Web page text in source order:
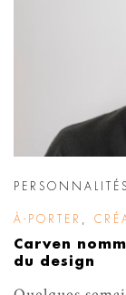
PERSONNALITÉS
À-PORTER ,
Carven
du design